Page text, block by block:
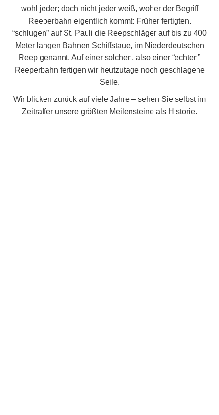
wohl jeder; doch nicht jeder weiß, woher der Begriff
Reeperbahn eigentlich kommt: Früher fertigten,
“schlugen” auf St. Pauli die Reepschläger auf bis zu 400
Meter langen Bahnen Schiffstaue, im Niederdeutschen
Reep genannt. Auf einer solchen, also einer “echten”
Reeperbahn fertigen wir heutzutage noch geschlagene
Seile.
Wir blicken zurück auf viele Jahre – sehen Sie selbst im
Zeitraffer unsere größten Meilensteine als Historie.